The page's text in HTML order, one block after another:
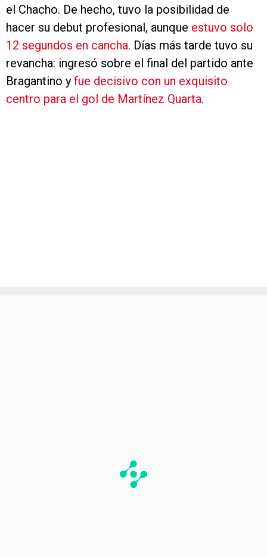
el Chacho. De hecho, tuvo la posibilidad de
hacer su debut profesional, aunque estuvo solo
12 segundos en cancha. Días más tarde tuvo su
revancha: ingresó sobre el final del partido ante
Bragantino y fue decisivo con un exquisito
centro para el gol de Martínez Quarta.